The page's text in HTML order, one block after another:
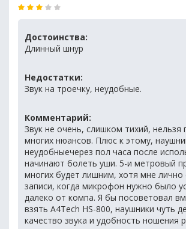
Достоинства:
Длинный шнур
Недостатки:
Звук на троечку, неудобные.
Комментарий:
Звук не очень, слишком тихий, нельзя
многих нюансов. Плюс к этому,
неудобныечерез пол часа после
начинают болеть уши. 5-и метровый
многих будет лишним, хотя мне лично
записи, когда микрофон нужно было
далеко от компа. Я бы посоветовал
взять A4Tech HS-800, наушники чуть
качество звука и удобность ношения